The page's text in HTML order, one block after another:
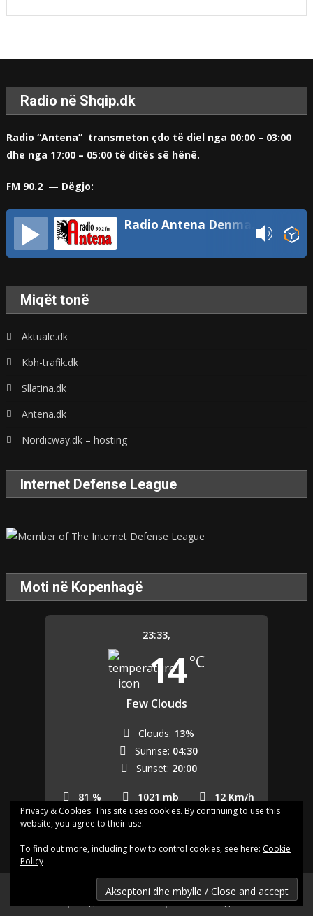
Radio në Shqip.dk
Radio “Antena” transmeton çdo të diel nga 00:00 – 03:00
dhe nga 17:00 – 05:00 të ditës së hënë.
FM 90.2 — Dëgjo:
Radio Antena Denmark
Miqët tonë
Aktuale.dk
Kbh-trafik.dk
Sllatina.dk
Antena.dk
Nordicway.dk – hosting
Internet Defense League
Moti në Kopenhagë
23:33,
14°C
Few Clouds
81 % 1021 mb 12 Km/h
Clouds: 13%
Sunrise: 04:30
Sunset: 20:00
Last updated: 23:27
Shqip.dk - Lajme të zgjedhura për Ju
Shqip.dk ne facebok
Kontakto shqip.dk
Privacy & Cookies: This site uses cookies. By continuing to use this
website, you agree to their use.
To find out more, including how to control cookies, see here: Cookie
Policy